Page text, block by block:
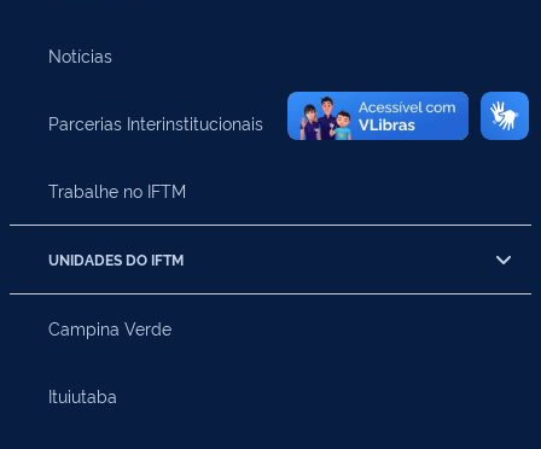
Notícias
Parcerias Interinstitucionais
Trabalhe no IFTM
UNIDADES DO IFTM
Campina Verde
Ituiutaba